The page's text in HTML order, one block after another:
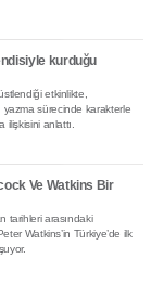
kurduğu
etkinlikte,
yazma sürecinde karakterle
anlattı.
Ve Watkins Bir
tarihleri arasındaki
Watkins’in Türkiye’de ilk